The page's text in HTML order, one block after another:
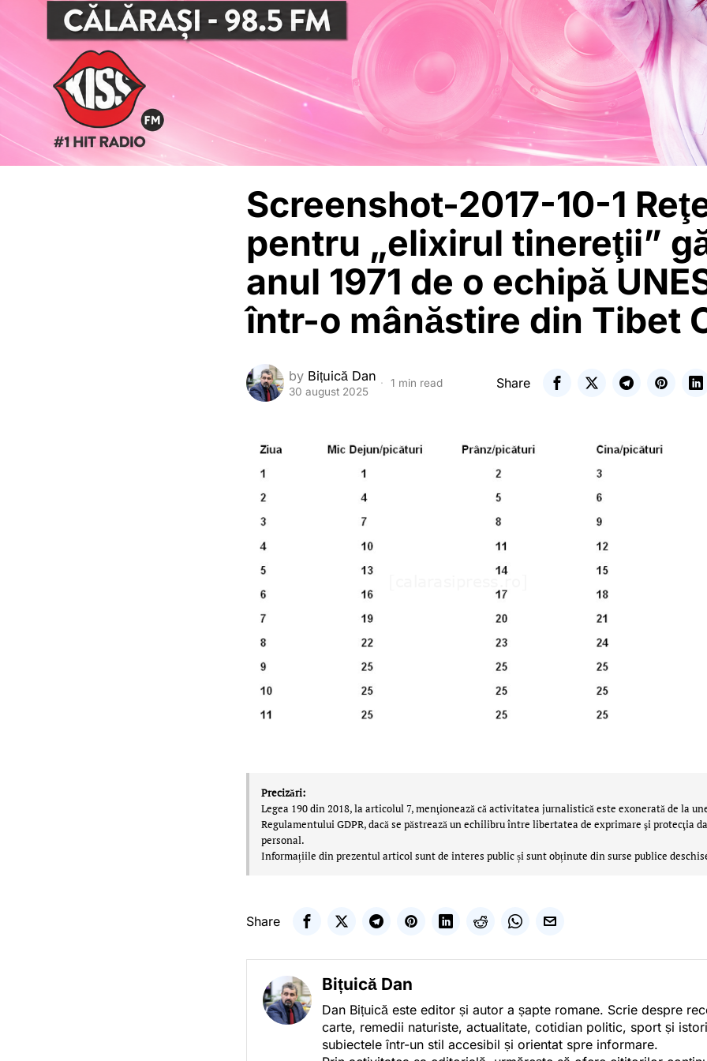
Screenshot-2017-10-1
pentru „elixirul tinereţii”
anul 1971 de o echipă
într-o mânăstire din Tibet
by Bițuică Dan
30 august 2025
1 min read Share
Precizări:
Legea 190 din 2018, la articolul 7, menţionează că activitatea jurnalistică este exonerată de la
Regulamentului GDPR, dacă se păstrează un echilibru între libertatea de exprimare şi protecţia
personal.
Informațiile din prezentul articol sunt de interes public și sunt obținute din surse publice
Share
Bițuică Dan
Dan Bițuică este editor și autor a șapte romane. Scrie despre
carte, remedii naturiste, actualitate, cotidian politic, sport și
subiectele într-un stil accesibil și orientat spre informare.